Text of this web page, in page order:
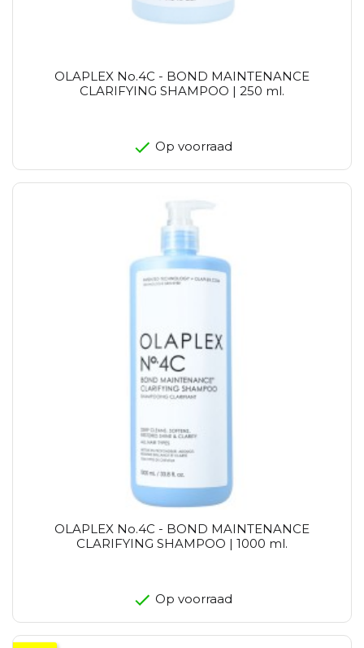
OLAPLEX No.4C - BOND MAINTENANCE
CLARIFYING SHAMPOO | 250 ml.
Op voorraad
OLAPLEX No.4C - BOND MAINTENANCE
CLARIFYING SHAMPOO | 1000 ml.
Op voorraad